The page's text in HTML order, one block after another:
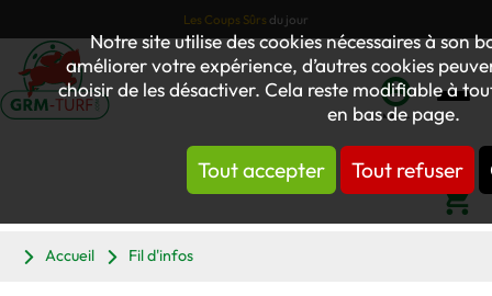
Notre site utilise des cookies nécessaires à son
améliorer votre expérience, d’autres cookies
choisir de les désactiver. Cela reste modifiable à
en bas de page.
Tout accepter Tout refuser
Les Coups Sûrs du jour
Mon
Panier
Accueil
Fil d'infos